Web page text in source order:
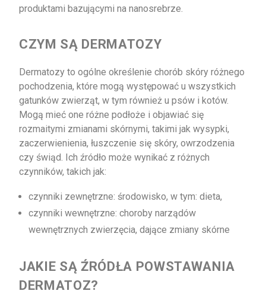
produktami bazującymi na nanosrebrze.
CZYM SĄ DERMATOZY
Dermatozy to ogólne określenie chorób skóry różnego
pochodzenia, które mogą występować u wszystkich
gatunków zwierząt, w tym również u psów i kotów.
Mogą mieć one różne podłoże i objawiać się
rozmaitymi zmianami skórnymi, takimi jak wysypki,
zaczerwienienia, łuszczenie się skóry, owrzodzenia
czy świąd. Ich źródło może wynikać z różnych
czynników, takich jak:
czynniki zewnętrzne: środowisko, w tym: dieta,
czynniki wewnętrzne: choroby narządów
wewnętrznych zwierzęcia, dające zmiany skórne
JAKIE SĄ ŹRÓDŁA POWSTAWANIA
DERMATOZ?